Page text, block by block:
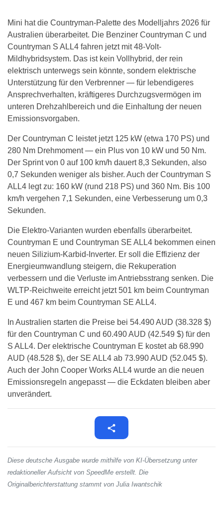
Mini hat die Countryman-Palette des Modelljahrs 2026 für
Australien überarbeitet. Die Benziner Countryman C und
Countryman S ALL4 fahren jetzt mit 48-Volt-
Mildhybridsystem. Das ist kein Vollhybrid, der rein
elektrisch unterwegs sein könnte, sondern elektrische
Unterstützung für den Verbrenner — für lebendigeres
Ansprechverhalten, kräftigeres Durchzugsvermögen im
unteren Drehzahlbereich und die Einhaltung der neuen
Emissionsvorgaben.
Der Countryman C leistet jetzt 125 kW (etwa 170 PS) und
280 Nm Drehmoment — ein Plus von 10 kW und 50 Nm.
Der Sprint von 0 auf 100 km/h dauert 8,3 Sekunden, also
0,7 Sekunden weniger als bisher. Auch der Countryman S
ALL4 legt zu: 160 kW (rund 218 PS) und 360 Nm. Bis 100
km/h vergehen 7,1 Sekunden, eine Verbesserung um 0,3
Sekunden.
Die Elektro-Varianten wurden ebenfalls überarbeitet.
Countryman E und Countryman SE ALL4 bekommen einen
neuen Silizium-Karbid-Inverter. Er soll die Effizienz der
Energieumwandlung steigern, die Rekuperation
verbessern und die Verluste im Antriebsstrang senken. Die
WLTP-Reichweite erreicht jetzt 501 km beim Countryman
E und 467 km beim Countryman SE ALL4.
In Australien starten die Preise bei 54.490 AUD (38.328 $)
für den Countryman C und 60.490 AUD (42.549 $) für den
S ALL4. Der elektrische Countryman E kostet ab 68.990
AUD (48.528 $), der SE ALL4 ab 73.990 AUD (52.045 $).
Auch der John Cooper Works ALL4 wurde an die neuen
Emissionsregeln angepasst — die Eckdaten bleiben aber
unverändert.
Diese deutsche Ausgabe wurde mithilfe von KI-Übersetzung unter
redaktioneller Aufsicht von SpeedMe erstellt. Die
Originalberichterstattung stammt von Julia Iwantschik